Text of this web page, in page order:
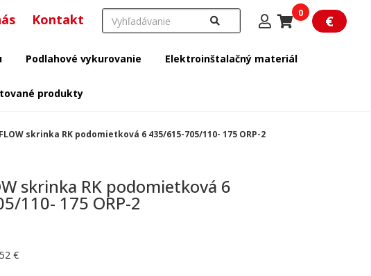
Kontakt 0 €
Podlahové vykurovanie Elektroinštalačný materiál
produkty
skrinka RK podomietková 6 435/615-705/110- 175 ORP-2
skrinka RK podomietková 6
110- 175 ORP-2
€